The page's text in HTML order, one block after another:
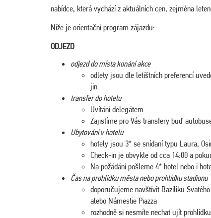
nabídce, která vychází z aktuálních cen, zejména
Níže je orientační program zájazdu:
ODJEZD
odjezd do místa konání akce
odlety jsou dle letištních preferencí
jin
transfer do hotelu
Uvítání delegátem
Zajistíme pro Vás transfery buď
Ubytování v hotelu
hotely jsou 3* se snídaní typu Laura,
Check-in je obvykle od cca 14:00 a
Na požádání pošleme 4* hotel nebo i
Čas na prohlídku města nebo prohlídku stadionu
doporučujeme navštívit Baziliku
alebo Námestie Piazza
rozhodně si nesmíte nechat ujít